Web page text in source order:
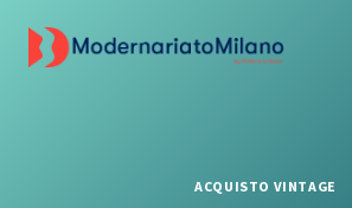
ACQUISTO VINTAGE